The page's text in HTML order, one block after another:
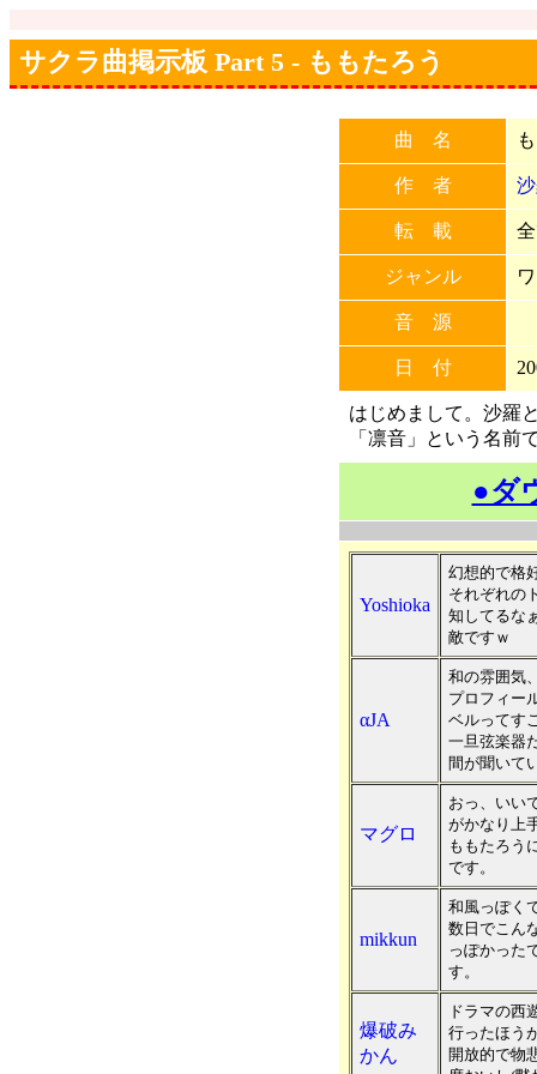
サクラ曲掲示板 Part 5 - ももたろう
曲 名
作 者
転 載
ジャンル
音 源
日 付
はじめまして。沙羅
「凛音」という名前
●ダ
Yoshioka
幻想的で格
それぞれの
知してるな
敵ですｗ
αJA
和の雰囲気
プロフィー
ベルってす
一旦弦楽器
間が聞いて
マグロ
おっ、いい
がかなり上
ももたろう
です。
mikkun
和風っぽく
数日でこん
っぽかった
す。
爆破み
かん
ドラマの西
行ったほう
開放的で物